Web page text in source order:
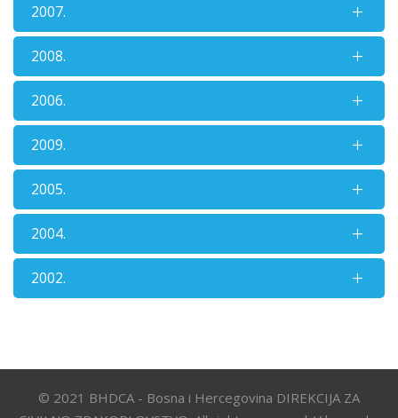
2007.
2008.
2006.
2009.
2005.
2004.
2002.
© 2021 BHDCA - Bosna i Hercegovina DIREKCIJA ZA